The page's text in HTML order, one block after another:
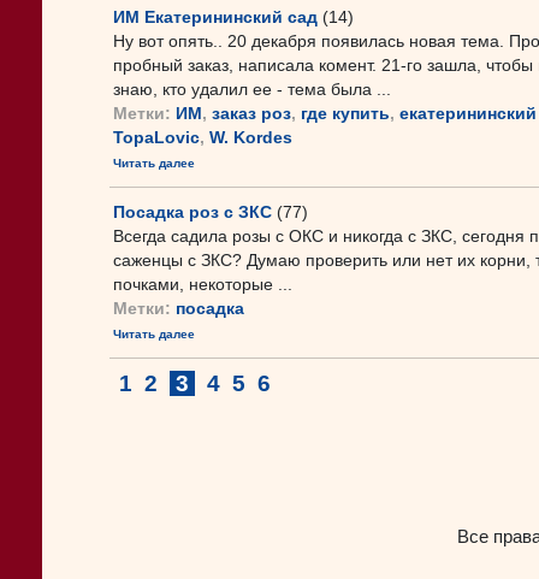
ИМ Екатерининский сад (14)
Ну вот опять.. 20 декабря появилась новая тема.
пробный заказ, написала комент. 21-го зашла,
знаю, кто удалил ее - тема была ...
Метки: ИМ , заказ роз, где купить,
TopaLovic, W. Kordes
Читать далее
Посадка роз с ЗКС (77)
Всегда садила розы с ОКС и никогда с ЗКС, сегодня
саженцы с ЗКС? Думаю проверить или нет их
почками, некоторые ...
Метки: посадка
Читать далее
1 2 3 4 5 6
Все